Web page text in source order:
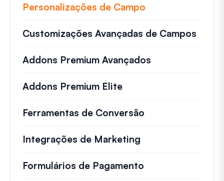
Personalizações de Campo
Customizações Avançadas de Campos
Addons Premium Avançados
Addons Premium Elite
Ferramentas de Conversão
Integrações de Marketing
Formulários de Pagamento